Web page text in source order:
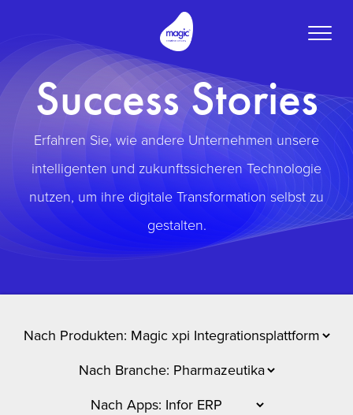
Toggle
Success Stories
Erfahren Sie, wie andere Unternehmen unsere
intelligenten und zukunftssicheren Technologie
nutzen, um ihre digitale Transformation selbst zu
gestalten.